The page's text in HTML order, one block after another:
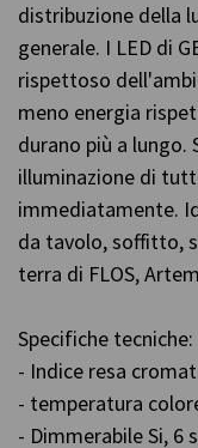
distribuzione della
generale. I LED di
rispettoso
meno energia
durano più a lungo.
illuminazione di
immediatamente.
da tavolo, soffitto,
terra di FLOS,
Specifiche tecniche:
- Indice resa
- temperatura
- Dimmerabile Si, 6